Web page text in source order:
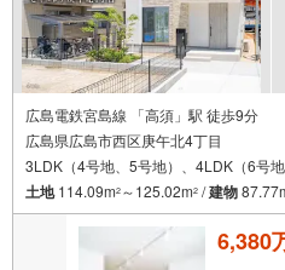
広島電鉄宮島線 「高須」駅 徒歩9分
広島県広島市西区庚午北4丁目
3LDK（4号地、5号地）、4LDK（6号
土地114.09m2 ～125.02m2 /建物
6,380